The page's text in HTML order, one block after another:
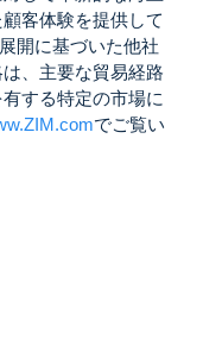
客体験を提供して
開に基づいた他社
、主要な貿易経路
する特定の市場に
でご覧い